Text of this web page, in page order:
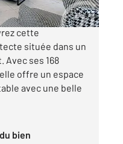
DE 2014
cette
située dans un
Avec ses 168
offre un espace
avec une belle
bien